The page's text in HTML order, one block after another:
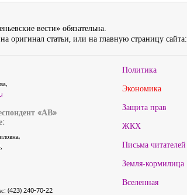
вести» обязательна.
оригинал статьи, или на главную страницу сайта:
«АВ»
(423) 240-70-22
Политика
Экономика
Защита прав
ЖКХ
Письма читателей
Земля-кормилица
Вселенная